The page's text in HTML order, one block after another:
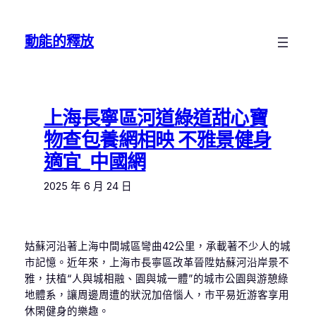
動能的釋放
上海長寧區河道綠道甜心寶
物查包養網相映 不雅景健身
適宜_中國網
2025 年 6 月 24 日
姑蘇河沿著上海中間城區彎曲42公里，承載著不少人的城
市記憶。近年來，上海市長寧區改革晉陞姑蘇河沿岸景不
雅，扶植“人與城相融、園與城一體”的城市公園與游憩綠
地體系，讓周邊周遭的狀況加倍惱人，市平易近游客享用
休閑健身的樂趣。